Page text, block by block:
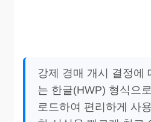
강제 경매 개시 결정에
는 한글(HWP) 형식으
로드하여 편리하게 사